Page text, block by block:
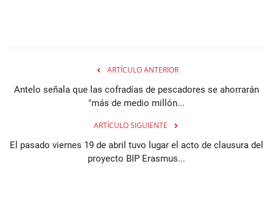
ARTÍCULO ANTERIOR
Antelo señala que las cofradías de pescadores se ahorrarán
"más de medio millón...
ARTÍCULO SIGUIENTE
El pasado viernes 19 de abril tuvo lugar el acto de clausura del
proyecto BIP Erasmus...